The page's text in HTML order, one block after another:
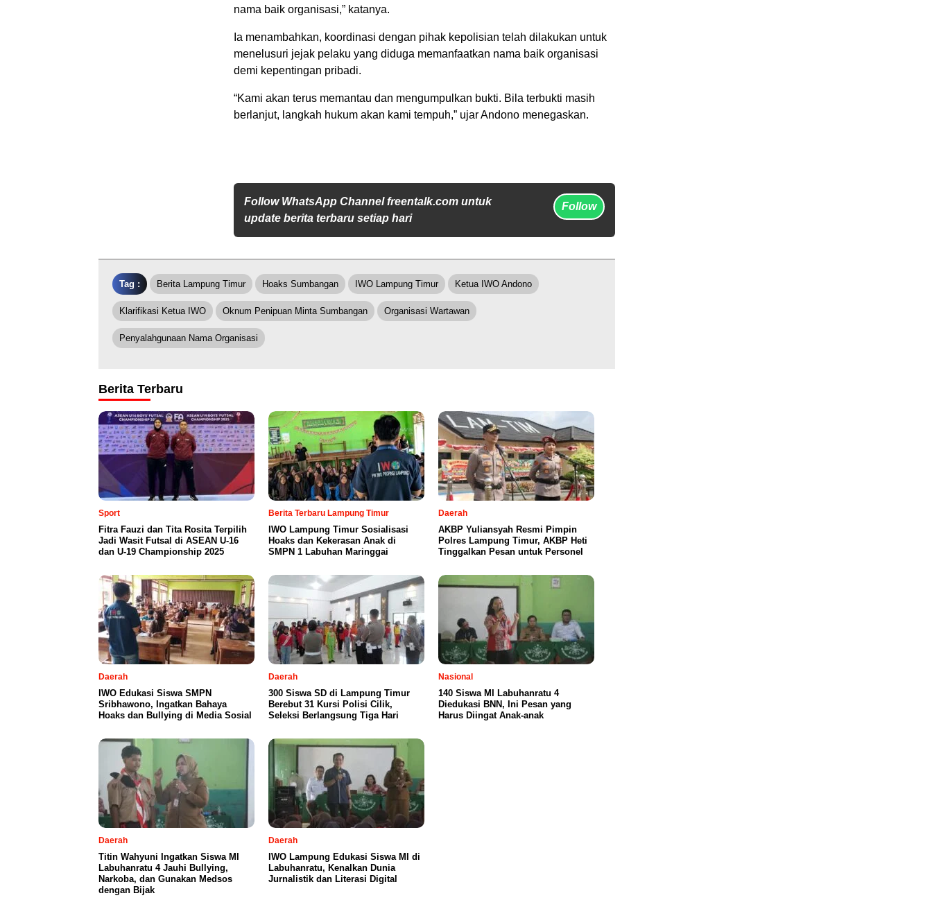
nama baik organisasi,” katanya.
Ia menambahkan, koordinasi dengan pihak kepolisian telah dilakukan untuk
menelusuri jejak pelaku yang diduga memanfaatkan nama baik organisasi
demi kepentingan pribadi.
“Kami akan terus memantau dan mengumpulkan bukti. Bila terbukti masih
berlanjut, langkah hukum akan kami tempuh,” ujar Andono menegaskan.
Follow WhatsApp Channel freentalk.com untuk
update berita terbaru setiap hari
Follow
Tag : Berita Lampung Timur Hoaks Sumbangan IWO Lampung Timur Ketua IWO Andono
Klarifikasi Ketua IWO Oknum Penipuan Minta Sumbangan Organisasi Wartawan
Penyalahgunaan Nama Organisasi
Berita Terbaru
Sport
Fitra Fauzi dan Tita Rosita Terpilih
Jadi Wasit Futsal di ASEAN U-16
dan U-19 Championship 2025
Berita Terbaru Lampung Timur
IWO Lampung Timur Sosialisasi
Hoaks dan Kekerasan Anak di
SMPN 1 Labuhan Maringgai
Daerah
AKBP Yuliansyah Resmi Pimpin
Polres Lampung Timur, AKBP Heti
Tinggalkan Pesan untuk Personel
Daerah
IWO Edukasi Siswa SMPN
Sribhawono, Ingatkan Bahaya
Hoaks dan Bullying di Media Sosial
Daerah
300 Siswa SD di Lampung Timur
Berebut 31 Kursi Polisi Cilik,
Seleksi Berlangsung Tiga Hari
Nasional
140 Siswa MI Labuhanratu 4
Diedukasi BNN, Ini Pesan yang
Harus Diingat Anak-anak
Daerah
Titin Wahyuni Ingatkan Siswa MI
Labuhanratu 4 Jauhi Bullying,
Narkoba, dan Gunakan Medsos
dengan Bijak
Daerah
IWO Lampung Edukasi Siswa MI di
Labuhanratu, Kenalkan Dunia
Jurnalistik dan Literasi Digital